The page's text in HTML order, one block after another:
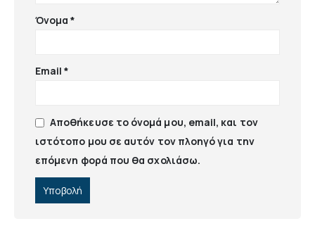
Όνομα*
Email*
Αποθήκευσε το όνομά μου, email, και τον
ιστότοπο μου σε αυτόν τον πλοηγό για την
επόμενη φορά που θα σχολιάσω.